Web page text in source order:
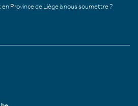
Province de Liège à nous soumettre ?